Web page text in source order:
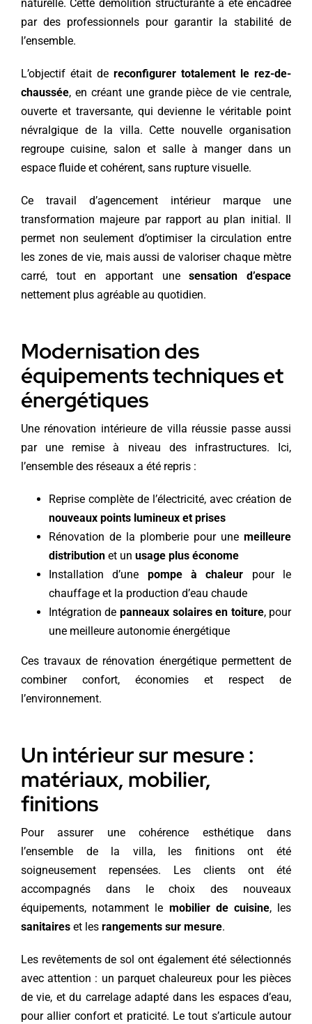
naturelle. Cette démolition structurante a été encadrée
par des professionnels pour garantir la stabilité de
l’ensemble.
L’objectif était de reconfigurer totalement le rez-de-
chaussée, en créant une grande pièce de vie centrale,
ouverte et traversante, qui devienne le véritable point
névralgique de la villa. Cette nouvelle organisation
regroupe cuisine, salon et salle à manger dans un
espace fluide et cohérent, sans rupture visuelle.
Ce travail d’agencement intérieur marque une
transformation majeure par rapport au plan initial. Il
permet non seulement d’optimiser la circulation entre
les zones de vie, mais aussi de valoriser chaque mètre
carré, tout en apportant unesensation d’espace
nettement plus agréable au quotidien.
Modernisation des
équipements techniques et
énergétiques
Une rénovation intérieure de villa réussie passe aussi
par une remise à niveau des infrastructures. Ici,
l’ensemble des réseaux a été repris :
Reprise complète de l’électricité, avec création de
nouveaux points lumineux et prises
Rénovation de la plomberie pour unemeilleure
distributionet un usage plus économe
Installation d’une pompe à chaleur pour le
chauffage et la production d’eau chaude
Intégration de panneaux solaires en toiture, pour
une meilleure autonomie énergétique
Ces travaux de rénovation énergétique permettent de
combiner confort, économies et respect de
l’environnement.
Un intérieur sur mesure :
matériaux, mobilier,
finitions
Pour assurer une cohérence esthétique dans
l’ensemble de la villa, les finitions ont été
soigneusement repensées. Les clients ont été
accompagnés dans le choix des nouveaux
équipements, notamment le mobilier de cuisine, les
sanitaireset les rangements sur mesure.
Les revêtements de sol ont également été sélectionnés
avec attention : un parquet chaleureux pour les pièces
de vie, et du carrelage adapté dans les espaces d’eau,
pour allier confort et praticité. Le tout s’articule autour